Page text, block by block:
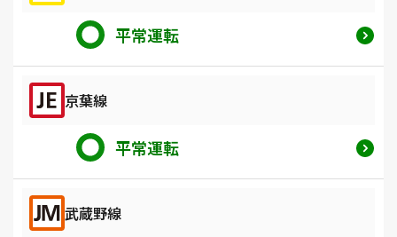
平常運転
京葉線
平常運転
武蔵野線